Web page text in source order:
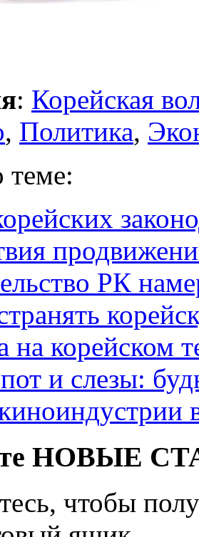
: Корейская
, Политика,
теме:
РК
на корейском
и слезы:
НОВЫЕ
чтобы